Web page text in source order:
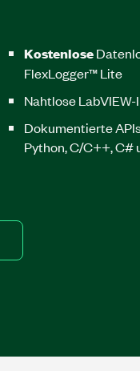
Kostenlose
FlexLogger™ Lite
Nahtlose
Dokumentierte
Python, C/C++, C#